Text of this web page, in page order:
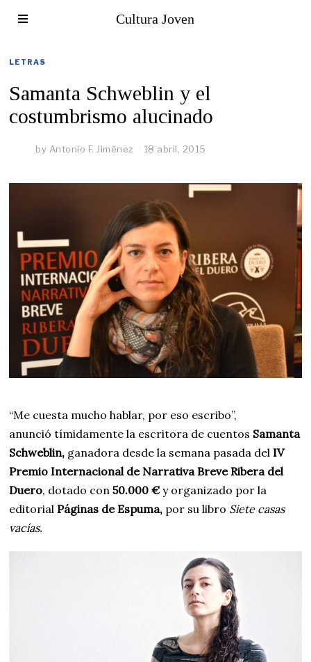
Cultura Joven
LETRAS
Samanta Schweblin y el
costumbrismo alucinado
by Antonio F. Jiménez 18 abril, 2015
“Me cuesta mucho hablar, por eso escribo”,
anunció tímidamente la escritora de cuentos Samanta
Schweblin, ganadora desde la semana pasada delIV
Premio Internacional de Narrativa Breve Ribera del
Duero, dotado con50.000 €y organizado por la
editorialPáginas de Espuma, por su libro Siete casas
vacías.